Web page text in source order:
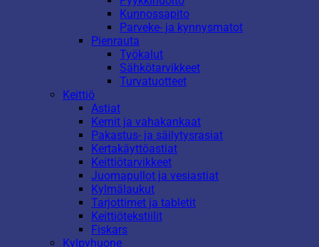
Kunnossapito
Parveke- ja kynnysmatot
Pienrauta
Työkalut
Sähkötarvikkeet
Turvatuotteet
Keittiö
Astiat
Kernit ja vahakankaat
Pakastus- ja säilytysrasiat
Kertakäyttöastiat
Keittiötarvikkeet
Juomapullot ja vesiastiat
Kylmälaukut
Tarjottimet ja tabletit
Keittiötekstiilit
Fiskars
Kylpyhuone